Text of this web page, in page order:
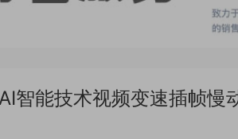
智能技术视频变速插帧慢